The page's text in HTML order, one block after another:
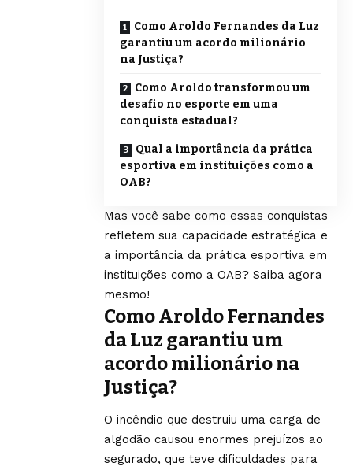
Como Aroldo Fernandes da Luz
garantiu um acordo milionário
na Justiça?
Como Aroldo transformou um
desafio no esporte em uma
conquista estadual?
Qual a importância da prática
esportiva em instituições como a
OAB?
Mas você sabe como essas conquistas
refletem sua capacidade estratégica e
a importância da prática esportiva em
instituições como a OAB? Saiba agora
mesmo!
Como Aroldo Fernandes
da Luz garantiu um
acordo milionário na
Justiça?
O incêndio que destruiu uma carga de
algodão causou enormes prejuízos ao
segurado, que teve dificuldades para